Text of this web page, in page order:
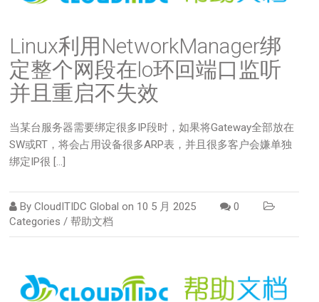
Linux利用NetworkManager绑
定整个网段在lo环回端口监听
并且重启不失效
当某台服务器需要绑定很多IP段时，如果将Gateway全部放在
SW或RT，将会占用设备很多ARP表，并且很多客户会嫌单独
绑定IP很 […]
ByCloudITIDC Global on 10 5 月 2025
0
Categories /帮助文档